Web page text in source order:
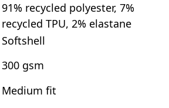
91% recycled polyester, 7%
recycled TPU, 2% elastane
Softshell
300 gsm
Medium fit